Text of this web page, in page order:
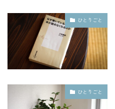
ひとりごと
ひとりごと